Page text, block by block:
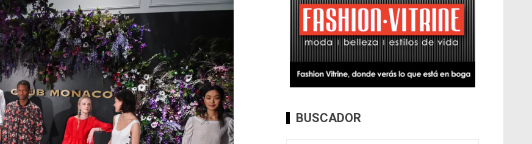
BUSCADOR